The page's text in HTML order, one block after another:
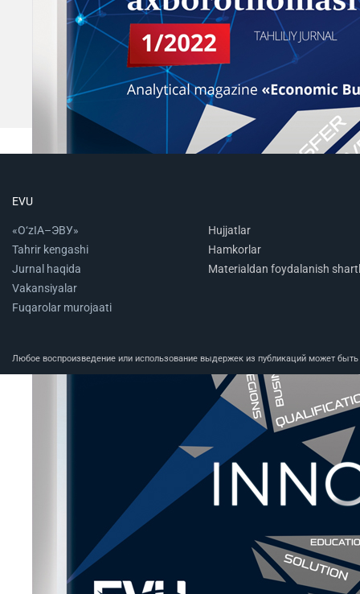
EVU
«O‘zIA–ЭВУ»
Tahrir kengashi
Jurnal haqida
Vakansiyalar
Fuqarolar murojaati
Hujjatlar
Hamkorlar
Materialdan foydalanish
Любое воспроизведение или использование выдержек из публикаций может